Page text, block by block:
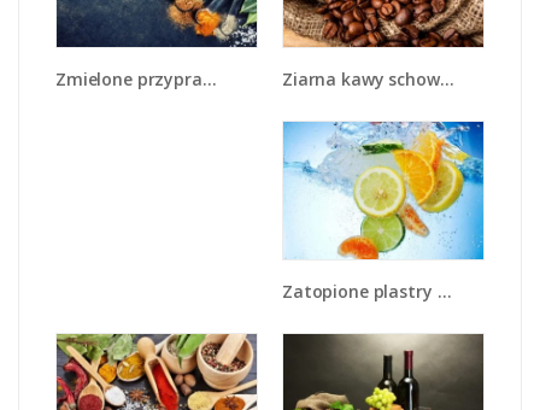
Zmielone przyprawy w miarkach - JN735 Ziarna kawy schowane w ciemnym worku - JN660
Zatopione plastry owoców - JN057